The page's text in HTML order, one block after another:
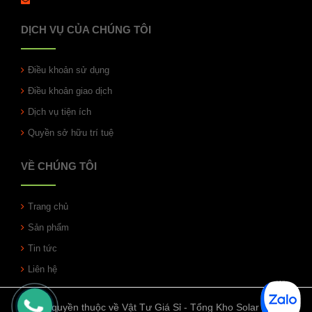
DỊCH VỤ CỦA CHÚNG TÔI
Điều khoản sử dụng
Điều khoản giao dịch
Dịch vụ tiện ích
Quyền sở hữu trí tuệ
VỀ CHÚNG TÔI
Trang chủ
Sản phẩm
Tin tức
Liên hệ
© Bản quyền thuộc về Vật Tư Giá Sỉ - Tổng Kho Solar | Cung